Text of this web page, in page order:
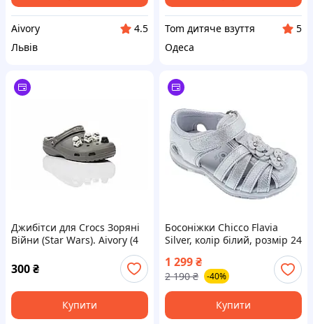
Aivory
4.5
Львів
Tom дитяче взуття
5
Одеса
Джибітси для Crocs Зоряні
Війни (Star Wars). Aivory (4
300₴
Купити
Босоніжки Chicco Flavia
Silver, колір білий, розмір 24
1 299₴
2 190 ₴ -40%
Купити